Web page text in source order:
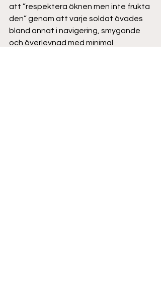
att ”respektera öknen men inte frukta
den” genom att varje soldat övades
bland annat i navigering, smygande
och överlevnad med minimal